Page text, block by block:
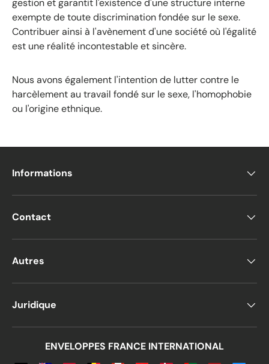
gestion et garantit l'existence d'une structure interne
exempte de toute discrimination fondée sur le sexe.
Contribuer ainsi à l'avènement d'une société où l'égalité
est une réalité incontestable et sincère.
Nous avons également l'intention de lutter contre le
harcèlement au travail fondé sur le sexe, l'homophobie
ou l'origine ethnique.
Informations
Contact
Autres
Juridique
ENVELOPPES FRANCE INTERNATIONAL